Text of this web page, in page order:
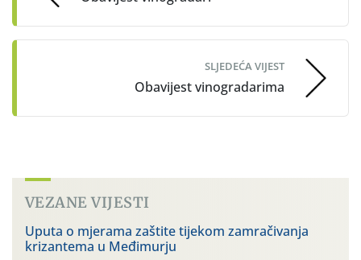
SLJEDEĆA VIJEST
Obavijest vinogradarima
VEZANE VIJESTI
Uputa o mjerama zaštite tijekom zamračivanja
krizantema u Međimurju